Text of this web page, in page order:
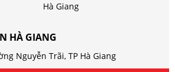
Hà Giang
HÀ GIANG
Nguyễn Trãi, TP Hà Giang